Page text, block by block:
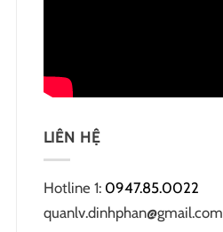
LIÊN HỆ
Hotline 1: 0947.85.0022
quanlv.dinhphan@gmail.com